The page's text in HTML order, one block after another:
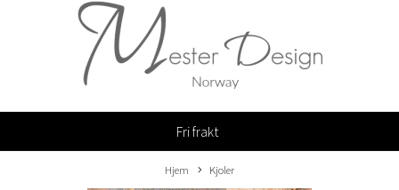
Fri frakt
Hjem Kjoler